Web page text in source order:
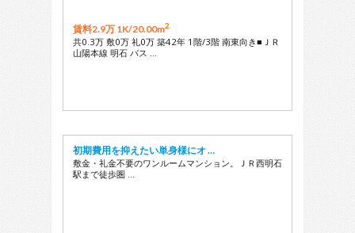
賃料2.9万 1K/20.00m2
共0.3万 敷0万 礼0万 築42年 1階/3階 南東向き■ＪＲ
山陽本線 明石 バス …
初期費用を抑えたい単身様にオ …
敷金・礼金不要のワンルームマンション。ＪＲ西明石
駅まで徒歩圏 …